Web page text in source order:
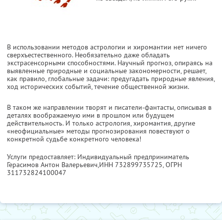
В использовании методов астрологии и хиромантии нет ничего
сверхъестественного. Необязательно даже обладать
экстрасенсорными способностями. Научный прогноз, опираясь на
выявленные природные и социальные закономерности, решает,
как правило, глобальные задачи: предугадать природные явления,
ход исторических событий, течение общественной жизни.
В таком же направлении творят и писатели-фантасты, описывая в
деталях воображаемую ими в прошлом или будущем
действительность. И только астрология, хиромантия, другие
«неофициальные» методы прогнозирования повествуют о
конкретной судьбе конкретного человека!
Услуги предоставляет: Индивидуальный предприниматель
Герасимов Антон Валерьевич,ИНН 732899735725, ОГРН
311732824100047